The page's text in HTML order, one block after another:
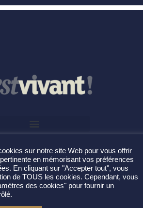
sur notre site Web pour vous offrir
en mémorisant vos préférences
En cliquant sur "Accepter tout", vous
de TOUS les cookies. Cependant, vous
des cookies" pour fournir un